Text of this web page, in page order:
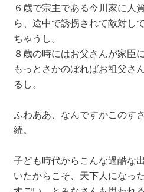
６歳で宗主である今川家に人
ら、途中で誘拐されて敵対し
ちゃうし。
８歳の時にはお父さんが家臣
もっとさかのぼればお祖父さ
るし。
ふわああ、なんですかこのす
続。
子ども時代からこんな過酷な
いたからこそ、天下人になっ